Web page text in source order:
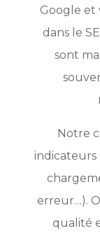
Google et
dans le
sont
Notre
indicateurs
erreur…).
qualité